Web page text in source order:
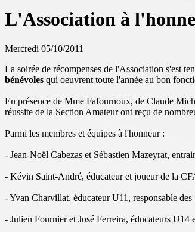
L'Association à
Mercredi 05/10/2011
La soirée de récompenses de l'Association s'est
bénévoles qui oeuvrent toute l'année au bon
En présence de Mme Fafournoux, de Claude
réussite de la Section Amateur ont reçu de
Parmi les membres et équipes à l'honneur :
- Jean-Noël Cabezas et Sébastien Mazeyrat,
- Kévin Saint-André, éducateur et joueur de la
- Yvan Charvillat, éducateur U11, responsable des
- Julien Fournier et José Ferreira, éducateurs U14